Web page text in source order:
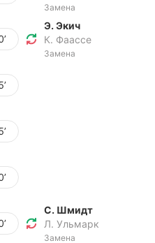
Замена
Э. Экич
К. Фаассе
Замена
С. Шмидт
Л. Ульмарк
Замена